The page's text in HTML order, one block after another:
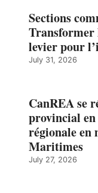
Sections
Transformer
levier pour
July 31, 2026
CanREA se
provincial
régionale en
Maritimes
July 27, 2026